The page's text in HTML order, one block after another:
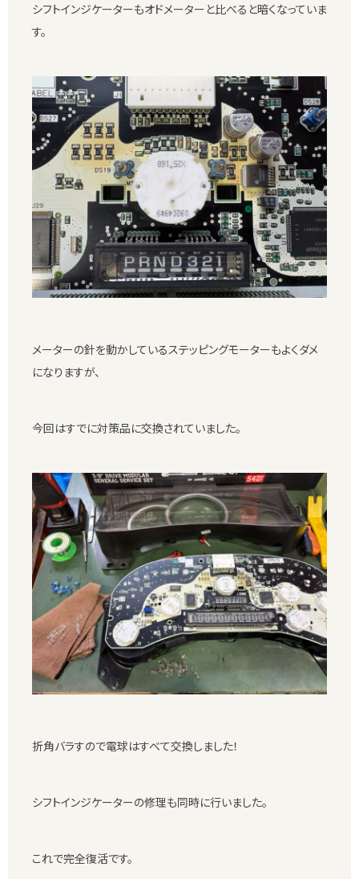
シフトインジケーターもオドメーターと比べると暗くなっていま
す。
メーターの針を動かしているステッピングモーターもよくダメ
になりますが、
今回はすでに対策品に交換されていました。
折角バラすので電球はすべて交換しました！
シフトインジケーターの修理も同時に行いました。
これで完全復活です。